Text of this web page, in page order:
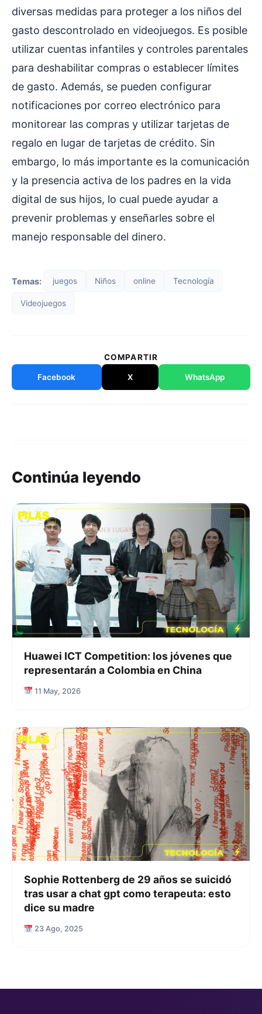
diversas medidas para proteger a los niños del
gasto descontrolado en videojuegos. Es posible
utilizar cuentas infantiles y controles parentales
para deshabilitar compras o establecer límites
de gasto. Además, se pueden configurar
notificaciones por correo electrónico para
monitorear las compras y utilizar tarjetas de
regalo en lugar de tarjetas de crédito. Sin
embargo, lo más importante es la comunicación
y la presencia activa de los padres en la vida
digital de sus hijos, lo cual puede ayudar a
prevenir problemas y enseñarles sobre el
manejo responsable del dinero.
Temas: juegos Niños online Tecnología
Videojuegos
COMPARTIR
Facebook X WhatsApp
Continúa leyendo
Huawei ICT Competition: los jóvenes que
representarán a Colombia en China
11 May, 2026
Sophie Rottenberg de 29 años se suicidó
tras usar a chat gpt como terapeuta: esto
dice su madre
23 Ago, 2025